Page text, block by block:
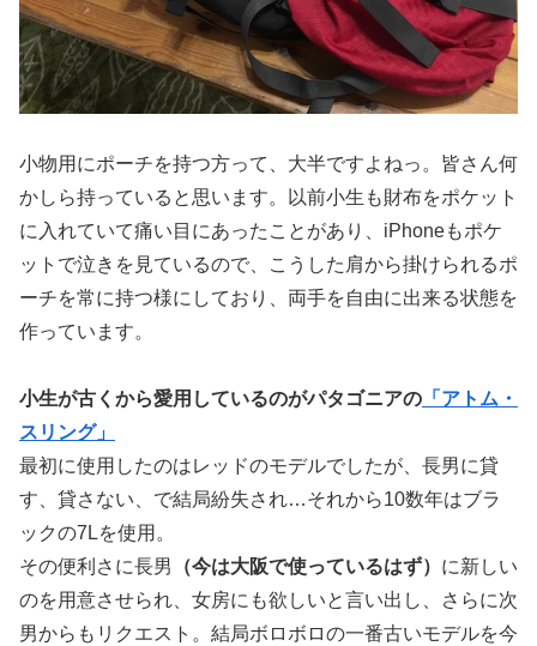
小物用にポーチを持つ方って、大半ですよねっ。皆さん何
かしら持っていると思います。以前小生も財布をポケット
に入れていて痛い目にあったことがあり、iPhoneもポケ
ットで泣きを見ているので、こうした肩から掛けられるポ
ーチを常に持つ様にしており、両手を自由に出来る状態を
作っています。
小生が古くから愛用しているのがパタゴニアの 「アトム・
スリング」
最初に使用したのはレッドのモデルでしたが、長男に貸
す、貸さない、で結局紛失され…それから10数年はブラ
ックの7Lを使用。
その便利さに長男
（今は大阪で使っているはず） に新しい
のを用意させられ、女房にも欲しいと言い出し、さらに次
男からもリクエスト。結局ボロボロの一番古いモデルを今